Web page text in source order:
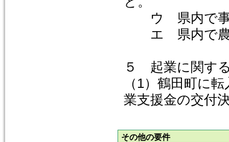
ウ 県内で事
エ 県内で農
５ 起業に関す
（1）鶴田町に
業支援金の交付
その他の要件